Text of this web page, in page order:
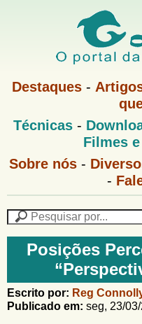
Pular
para
o
principal
G
f
i
n
h
M
u
Destaques-
M
e
P
Técnicas-
Filmes
G
n
e
n
u
Sobre nós -
-
F
m
e
i
s
a
Posições
Escrito por: Reg
Publicado em: seg, 23/